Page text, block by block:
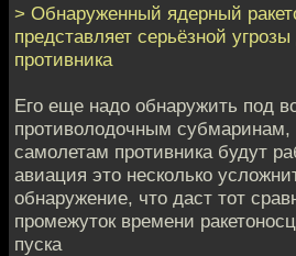
> Обнаруженный ядерный
представляет серьёзной
противника
Его еще надо обнаружить под
противолодочным субмаринам,
самолетам противника будут
авиация это несколько
обнаружение, что даст тот
промежуток времени
пуска